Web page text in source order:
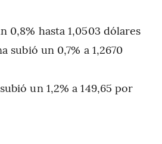
0,8% hasta 1,0503 dólares
subió un 0,7% a 1,2670
un 1,2% a 149,65 por